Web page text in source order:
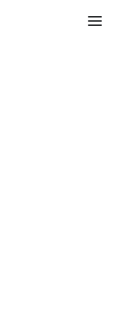
des